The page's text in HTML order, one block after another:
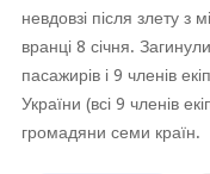
невдовзі після злету з
вранці 8 січня.
пасажирів і 9 членів
України (всі 9 членів
громадяни семи країн.